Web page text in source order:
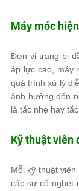
Máy móc
Đơn vị trang bị
áp lực cao, máy
quá trình xử lý
ảnh hưởng đến
là tắc nhẹ hay tắc
Kỹ thuật viên
Mỗi kỹ thuật
các sự cố nghẹt